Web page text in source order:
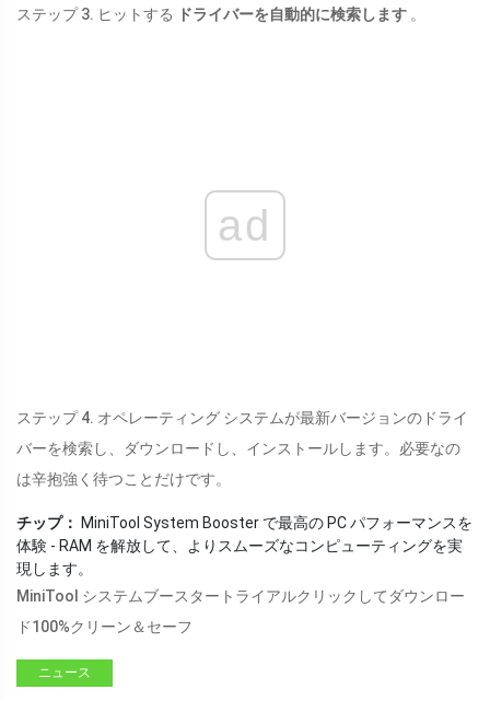
ステップ 3. ヒットする ドライバーを自動的に検索します 。
ad
ステップ 4. オペレーティング システムが最新バージョンのドライ
バーを検索し、ダウンロードし、インストールします。必要なの
は辛抱強く待つことだけです。
チップ：
MiniTool System Booster で最高の PC パフォーマンスを
体験 - RAM を解放して、よりスムーズなコンピューティングを実
現します。
MiniTool システムブースタートライアルクリックしてダウンロー
ド100%クリーン＆セーフ
ニュース